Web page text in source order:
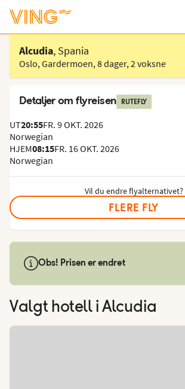
Velg hotell
Alcudia, Spania
Oslo, Gardermoen,8 dager,2 voksne
Detaljer om flyreisen RUTEFLY
UT20:55FR. 9 OKT. 2026
Norwegian
HJEM08:15FR. 16 OKT. 2026
Norwegian
Vil du endre flyalternativet?
FLERE FLY
Obs! Prisen er endret
Valgt hotell i Alcudia